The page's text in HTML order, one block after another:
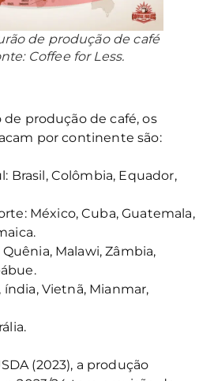
de produção de café
Coffee for Less.
produção de café, os
por continente são:
Brasil, Colômbia, Equador,
México, Cuba, Guatemala,
Malawi, Zâmbia,
índia, Vietnã, Mianmar,
(2023), a produção